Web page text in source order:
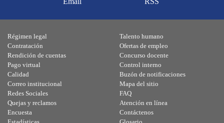
Régimen legal
Contratación
Rendición de cuentas
Pago virtual
Calidad
Talento humano
Ofertas de empleo
Concurso docente
Control interno
Buzón de notificaciones
Correo institucional
Redes Sociales
Quejas y reclamos
Encuesta
Mapa del sitio
FAQ
Atención en línea
Contáctenos